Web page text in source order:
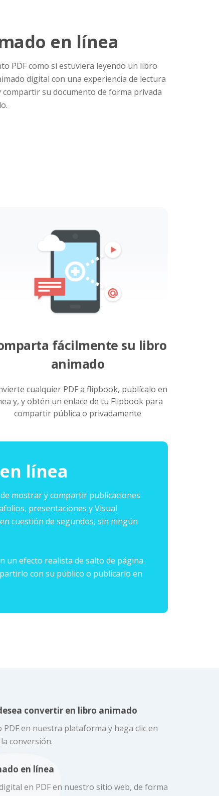
en línea
PDF como si estuviera leyendo un libro
digital con una experiencia de lectura
su documento de forma privada
fácilmente su libro
animado
cualquier PDF a flipbook, publícalo en
y, y obtén un enlace de tu Flipbook para
compartir pública o privadamente
línea
mostrar y compartir publicaciones
presentaciones y Visual
cuestión de segundos, sin ningún
un efecto realista de salto de página.
con su público o publicarlo en
convertir en libro animado
en nuestra plataforma y haga clic en
conversión.
en línea
en PDF en nuestro sitio web, de forma